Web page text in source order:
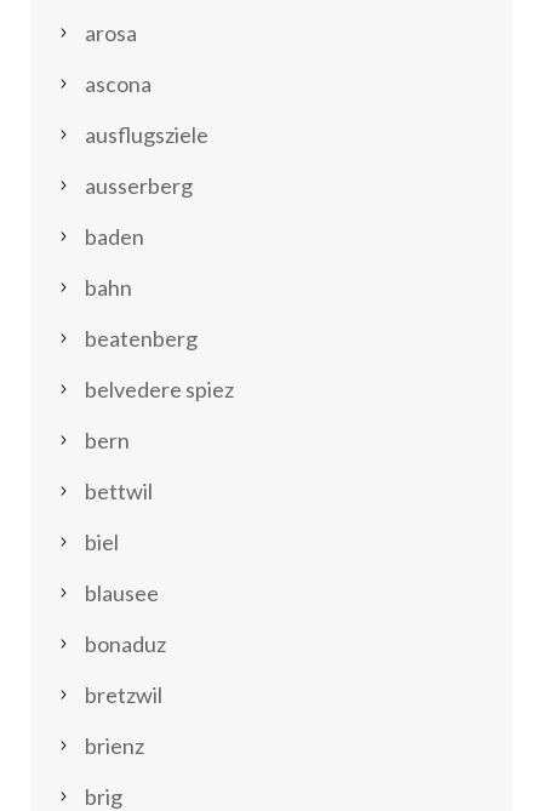
arosa
ascona
ausflugsziele
ausserberg
baden
bahn
beatenberg
belvedere spiez
bern
bettwil
biel
blausee
bonaduz
bretzwil
brienz
brig